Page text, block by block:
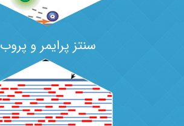
سنتز پرایمر و پروب